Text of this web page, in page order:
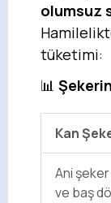
olumsuz
tüketimi:
📊
Kan
Ani
ve baş